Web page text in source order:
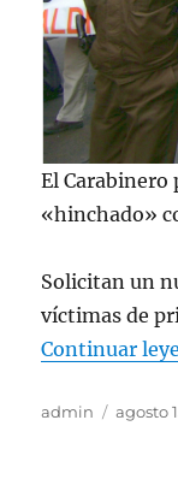
El Carabinero
«hinchado»
Solicitan un
víctimas de
Continuar
Autor
admin agosto